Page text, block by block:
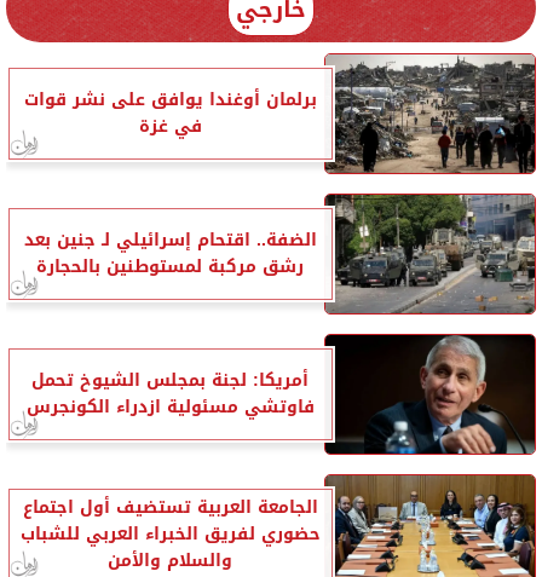
برلمان أوغندا يوافق على نشر قوات
في غزة
الضفة.. اقتحام إسرائيلي لـ جنين بعد
رشق مركبة لمستوطنين بالحجارة
أمريكا: لجنة بمجلس الشيوخ تحمل
فاوتشي مسئولية ازدراء الكونجرس
الجامعة العربية تستضيف أول اجتماع
حضوري لفريق الخبراء العربي للشباب
والسلام والأمن